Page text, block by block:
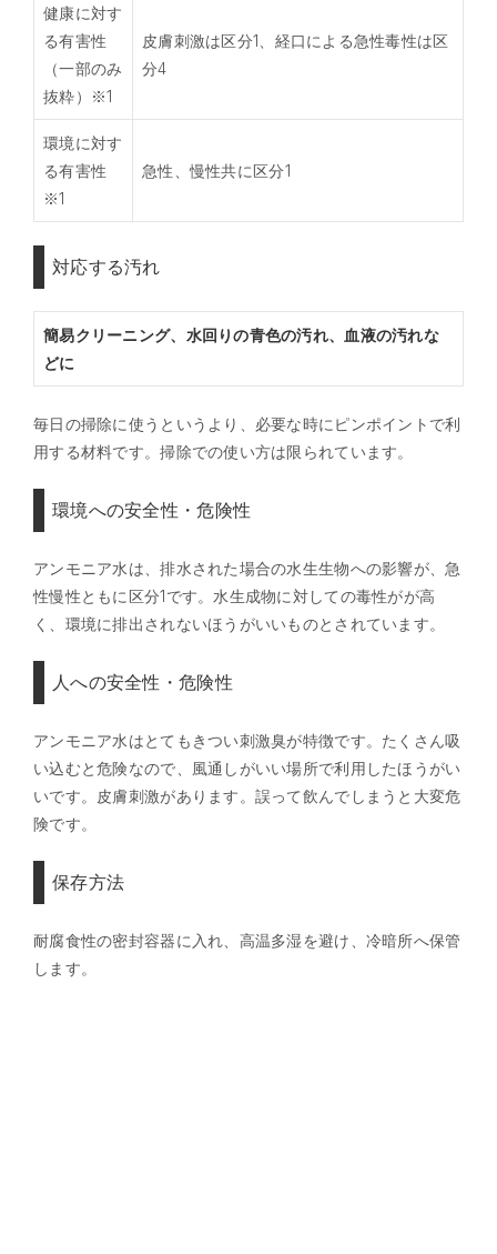
健康に対す
る有害性
（一部のみ
抜粋）※1
皮膚刺激は区分1、経口による急性毒性は区
分4
環境に対す
る有害性
※1
急性、慢性共に区分1
対応する汚れ
簡易クリーニング、水回りの青色の汚れ、血液の汚れな
どに
毎日の掃除に使うというより、必要な時にピンポイントで利
用する材料です。掃除での使い方は限られています。
環境への安全性・危険性
アンモニア水は、排水された場合の水生生物への影響が、急
性慢性ともに区分1です。水生成物に対しての毒性がが高
く、環境に排出されないほうがいいものとされています。
人への安全性・危険性
アンモニア水はとてもきつい刺激臭が特徴です。たくさん吸
い込むと危険なので、風通しがいい場所で利用したほうがい
いです。皮膚刺激があります。誤って飲んでしまうと大変危
険です。
保存方法
耐腐食性の密封容器に入れ、高温多湿を避け、冷暗所へ保管
します。